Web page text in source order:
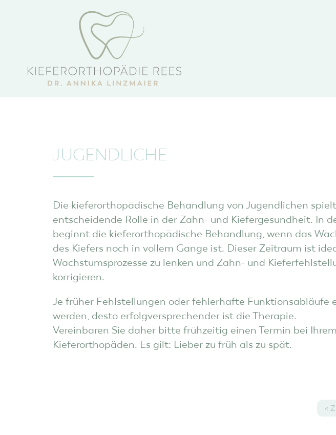
JUGENDLICHE
Die kieferorthopädische Behandlung von Jugendlichen
entscheidende Rolle in der Zahn- und Kiefergesundheit. In
beginnt die kieferorthopädische Behandlung, wenn das
des Kiefers noch in vollem Gange ist. Dieser Zeitraum ist
Wachstumsprozesse zu lenken und Zahn- und
korrigieren.
Je früher Fehlstellungen oder fehlerhafte Funktionsabläufe
werden, desto erfolgversprechender ist die Therapie.
Vereinbaren Sie daher bitte frühzeitig einen Termin bei Ihrem
Kieferorthopäden. Es gilt: Lieber zu früh als zu spät.
«